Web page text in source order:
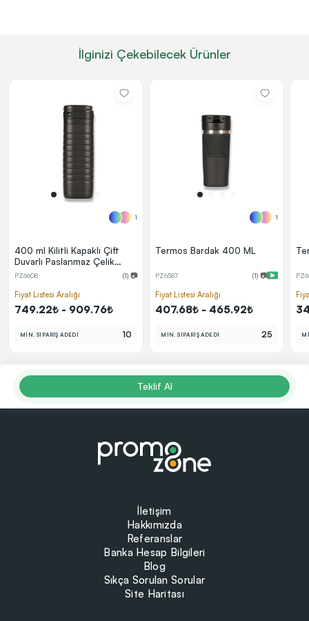
İlginizi Çekebilecek Ürünler
1
400 ml Kilitli Kapaklı Çift
Duvarlı Paslanmaz Çelik
Termos
PZ6608 (1) 📷
Fiyat Listesi Aralığı
749.22₺ - 909.76₺
MİN. SİPARİŞ ADEDİ 10
1
Termos Bardak 400 ML
PZ6587 (1) 📷
Fiyat Listesi Aralığı
407.68₺ - 465.92₺
MİN. SİPARİŞ ADEDİ 25
Teklif Al
İletişim
Hakkımızda
Referanslar
Banka Hesap Bilgileri
Blog
Sıkça Sorulan Sorular
Site Haritası